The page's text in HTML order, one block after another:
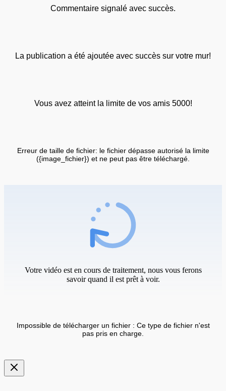
Commentaire signalé avec succès.
La publication a été ajoutée avec succès sur votre mur!
Vous avez atteint la limite de vos amis 5000!
Erreur de taille de fichier: le fichier dépasse autorisé la limite
({image_fichier}) et ne peut pas être téléchargé.
Votre vidéo est en cours de traitement, nous vous ferons
savoir quand il est prêt à voir.
Impossible de télécharger un fichier : Ce type de fichier n'est
pas pris en charge.